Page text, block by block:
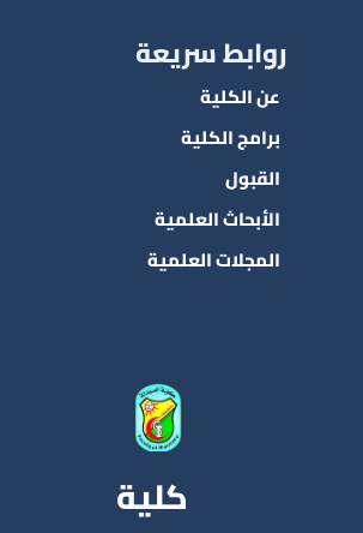
روابط سريعة
عن الكلية
برامج الكلية
القبول
الأبحاث العلمية
المجلات العلمية
كلية